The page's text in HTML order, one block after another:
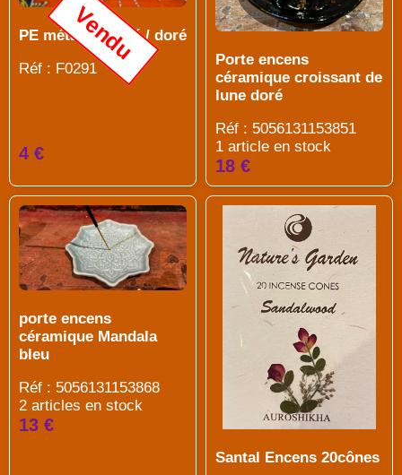
PE métal argenté / doré
Réf : F0291
Vendu
4 €
Porte encens
céramique croissant de
lune doré
Réf : 5056131153851
1 article en stock
18 €
porte encens
céramique Mandala
bleu
Réf : 5056131153868
2 articles en stock
13 €
Santal Encens 20cônes